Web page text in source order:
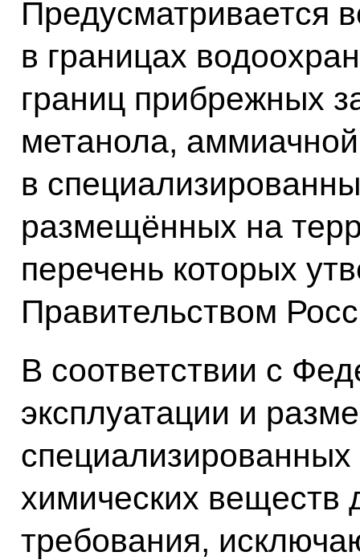
Предусматривается
в границах
границ прибрежных
метанола,
в
размещённых на
перечень которых
Правительством
В соответствии с
эксплуатации и
химических веществ
требования,